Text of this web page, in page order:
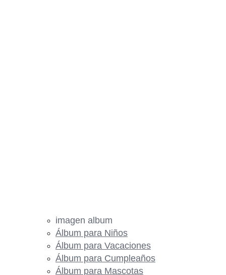
imagen album
Álbum para Niños
Álbum para Vacaciones
Álbum para Cumpleaños
Álbum para Mascotas